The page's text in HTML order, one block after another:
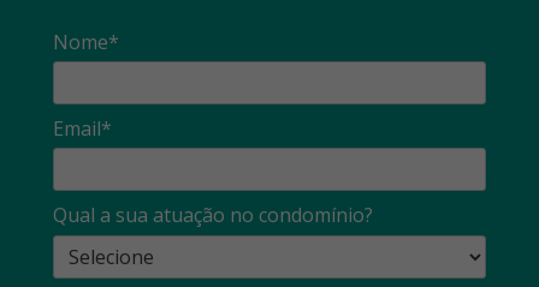
Nome*
Email*
Qual a sua atuação no condomínio?